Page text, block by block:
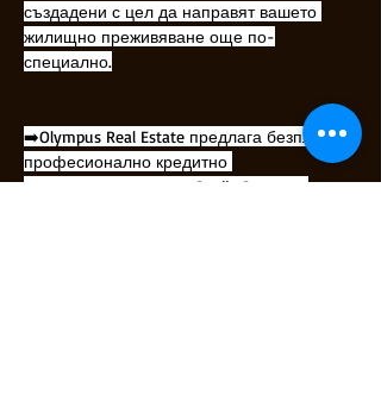
създадени с цел да направят вашето
жилищно преживяване още по-
специално.
➡️Olympus Real Estate предлага безплатно
професионално кредитно
посредничество чрез Credit Center: -